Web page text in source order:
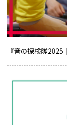
『音の探検隊